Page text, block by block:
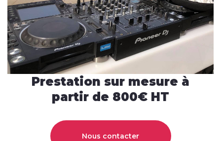
Prestation sur mesure à
partir de 800€ HT
Nous contacter